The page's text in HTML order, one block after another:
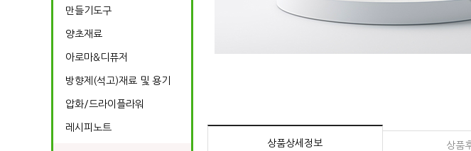
만들기도구
양초재료
아로마&디퓨저
방향제(석고)재료 및 용기
압화/드라이플라워
레시피노트
상품상세정보 상품